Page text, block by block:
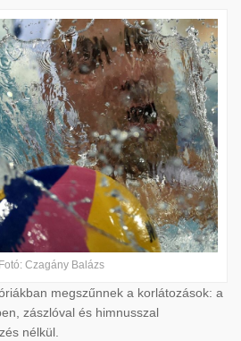
Czagány Balázs
megszűnnek a korlátozások: a
zászlóval és himnusszal
nélkül.